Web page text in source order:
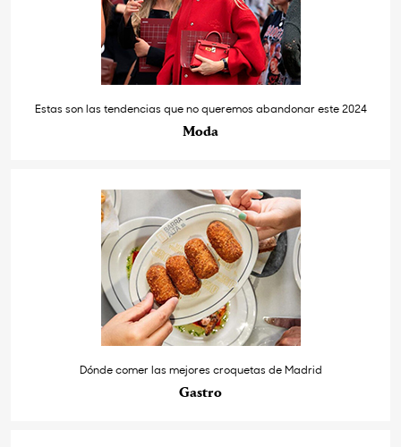
Estas son las tendencias que no queremos abandonar este 2024
Moda
Dónde comer las mejores croquetas de Madrid
Gastro